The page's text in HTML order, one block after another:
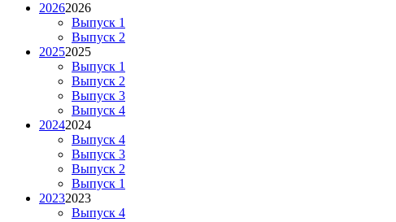
20262026
Выпуск 1
Выпуск 2
20252025
Выпуск 1
Выпуск 2
Выпуск 3
Выпуск 4
20242024
Выпуск 4
Выпуск 3
Выпуск 2
Выпуск 1
20232023
Выпуск 4